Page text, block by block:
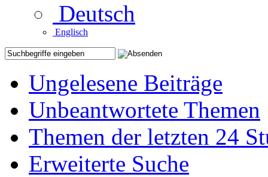
Deutsch
Englisch
Ungelesene Beiträge
Unbeantwortete Themen
Themen der letzten 24
Erweiterte Suche